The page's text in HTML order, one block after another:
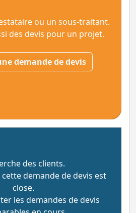
ou un sous-traitant.
des devis pour un projet.
demande de devis
des clients.
cette demande de devis est
close.
les demandes de devis